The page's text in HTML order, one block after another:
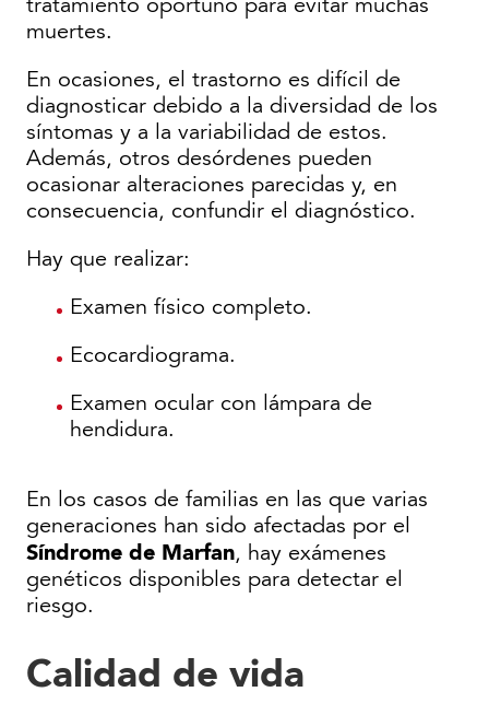
tratamiento oportuno para evitar muchas
muertes.
En ocasiones, el trastorno es difícil de
diagnosticar debido a la diversidad de los
síntomas y a la variabilidad de estos.
Además, otros desórdenes pueden
ocasionar alteraciones parecidas y, en
consecuencia, confundir el diagnóstico.
Hay que realizar:
Examen físico completo.
Ecocardiograma.
Examen ocular con lámpara de
hendidura.
En los casos de familias en las que varias
generaciones han sido afectadas por el
Síndrome de Marfan, hay exámenes
genéticos disponibles para detectar el
riesgo.
Calidad de vida